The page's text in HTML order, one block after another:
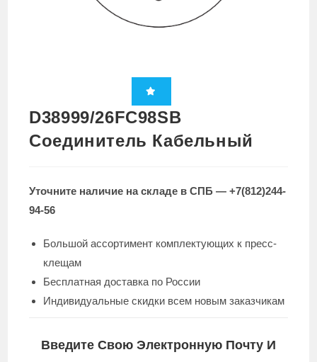
D38999/26FC98SB
Соединитель Кабельный
Уточните наличие на складе в СПБ — +7(812)244-
94-56
Большой ассортимент комплектующих к пресс-
клещам
Бесплатная доставка по России
Индивидуальные скидки всем новым заказчикам
Введите Свою Электронную Почту И